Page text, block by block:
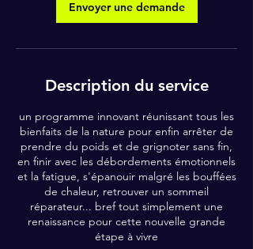
Envoyer une demande
Description du service
un programme innovant réunissant tous les
bienfaits de la nature pour enfin arrêter de
prendre du poids et de grignoter sans fin,
en finir avec les débordements émotionnels
et la fatigue, s'épanouir malgré les bouffées
de chaleur, retrouver un sommeil
réparateur... bref tout simplement une
renaissance pour cette nouvelle grande
étape à vivre